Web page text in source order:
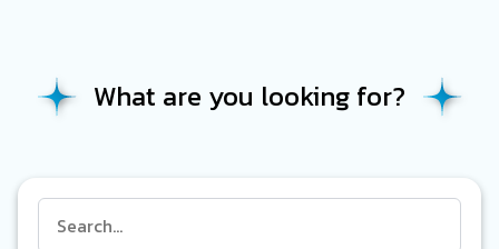
จำกัด และการขนส่งที่ลำบาก (กว่าภาคพื้นดิน) โดยต้องใช้ทั้งช่าง
ผู้ชำนาญการ อีกทั้งวัสดุอุปกรณ์เฉพาะ ซึ่งแน่นอนทั้งหมดนี้ล้วนมี
What are you looking for?